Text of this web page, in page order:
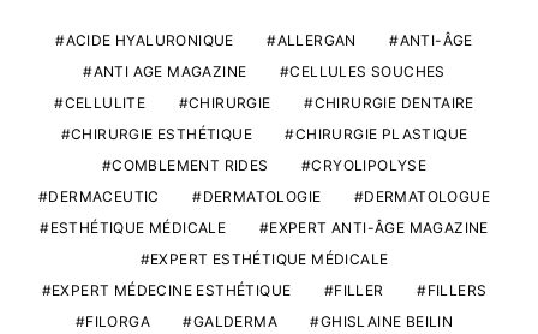
ACIDE HYALURONIQUE ALLERGAN
ANTI-ÂGE
ANTI AGE MAGAZINE
CELLULES SOUCHES
CELLULITE
CHIRURGIE
CHIRURGIE DENTAIRE
CHIRURGIE ESTHÉTIQUE
CHIRURGIE PLASTIQUE
COMBLEMENT RIDES
CRYOLIPOLYSE
DERMACEUTIC
DERMATOLOGIE
DERMATOLOGUE
ESTHÉTIQUE MÉDICALE
EXPERT ANTI-ÂGE MAGAZINE
EXPERT ESTHÉTIQUE MÉDICALE
EXPERT MÉDECINE ESTHÉTIQUE
FILLER
FILLERS
FILORGA
GALDERMA
GHISLAINE BEILIN